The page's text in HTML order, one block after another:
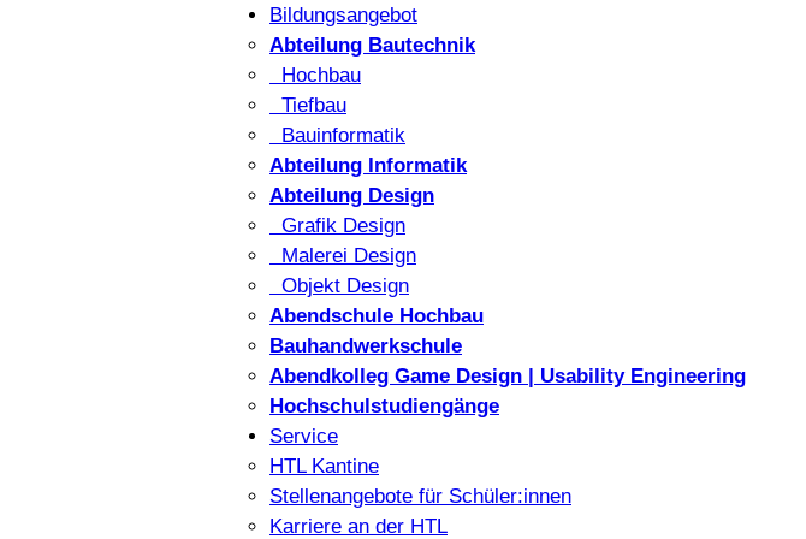
Bildungsangebot
Abteilung Bautechnik
Hochbau
Tiefbau
Bauinformatik
Abteilung Informatik
Abteilung Design
Grafik Design
Malerei Design
Objekt Design
Abendschule Hochbau
Bauhandwerkschule
Abendkolleg Game Design | Usability Engineering
Hochschulstudiengänge
Service
HTL Kantine
Stellenangebote für Schüler:innen
Karriere an der HTL